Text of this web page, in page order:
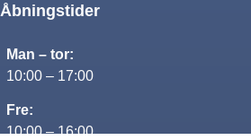
Åbningstider
Man – tor:
10:00 – 17:00
Fre:
10:00 – 16:00